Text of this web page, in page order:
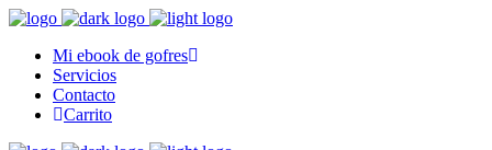
Mi ebook de gofres
Servicios
Contacto
Carrito